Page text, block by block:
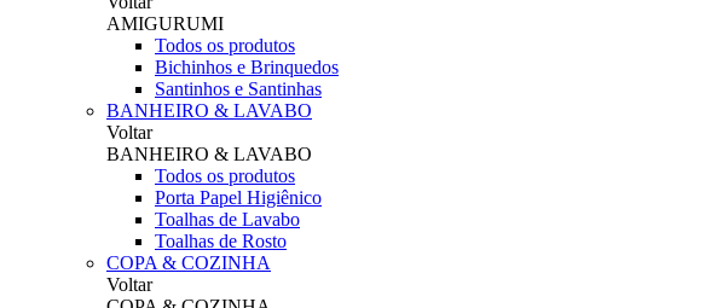
AMIGURUMI
Todos os produtos
Bichinhos e Brinquedos
Santinhos e Santinhas
BANHEIRO & LAVABO
Voltar
BANHEIRO & LAVABO
Todos os produtos
Porta Papel Higiênico
Toalhas de Lavabo
Toalhas de Rosto
COPA & COZINHA
Voltar